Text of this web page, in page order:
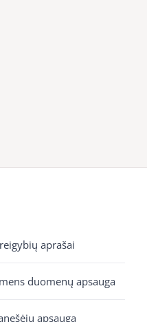
aprašai
duomenų apsauga
apsauga